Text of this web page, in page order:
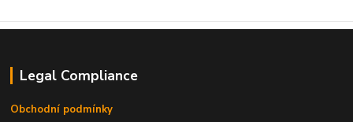
Legal Compliance
Obchodní podmínky